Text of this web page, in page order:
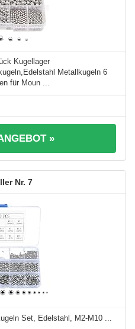
Kugellager
Metallkugeln 6
für Moun ...
»
7
Set, Edelstahl, M2-M10 ...